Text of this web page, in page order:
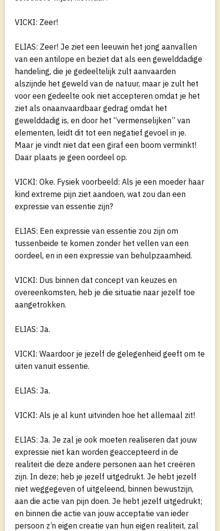
VICKI: Zeer!
ELIAS: Zeer! Je ziet een leeuwin het jong aanvallen
van een antilope en beziet dat als een gewelddadige
handeling, die je gedeeltelijk zult aanvaarden
alszijnde het geweld van de natuur, maar je zult het
voor een gedeelte ook niet accepteren omdat je het
ziet als onaanvaardbaar gedrag omdat het
gewelddadig is, en door het “vermenselijken” van
elementen, leidt dit tot een negatief gevoel in je.
Maar je vindt niet dat een giraf een boom verminkt!
Daar plaats je geen oordeel op.
VICKI: Oke. Fysiek voorbeeld: Als je een moeder haar
kind extreme pijn ziet aandoen, wat zou dan een
expressie van essentie zijn?
ELIAS: Een expressie van essentie zou zijn om
tussenbeide te komen zonder het vellen van een
oordeel, en in een expressie van behulpzaamheid.
VICKI: Dus binnen dat concept van keuzes en
overeenkomsten, heb je die situatie naar jezelf toe
aangetrokken.
ELIAS: Ja.
VICKI: Waardoor je jezelf de gelegenheid geeft om te
uiten vanuit essentie.
ELIAS: Ja.
VICKI: Als je al kunt uitvinden hoe het allemaal zit!
ELIAS: Ja. Je zal je ook moeten realiseren dat jouw
expressie niet kan worden geaccepteerd in de
realiteit die deze andere personen aan het creëren
zijn. In deze; heb je jezelf uitgedrukt. Je hebt jezelf
niet weggegeven of uitgeleend, binnen bewustzijn,
aan die actie van pijn doen. Je hebt jezelf uitgedrukt;
en binnen die actie van jouw acceptatie van ieder
persoon z’n eigen creatie van hun eigen realiteit, zal